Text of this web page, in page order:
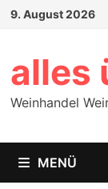
Zum
9. August 2026
alles
Weinhandel
MENÜ